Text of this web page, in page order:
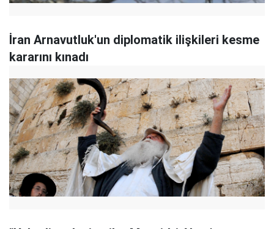
İran Arnavutluk'un diplomatik ilişkileri kesme
kararını kınadı